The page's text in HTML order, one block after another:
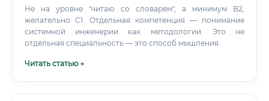
Не на уровне "читаю со словарём", а минимум B2,
желательно C1. Отдельная компетенция — понимание
системной инженерии как методологии. Это не
отдельная специальность — это способ мышления.
Читать статью →